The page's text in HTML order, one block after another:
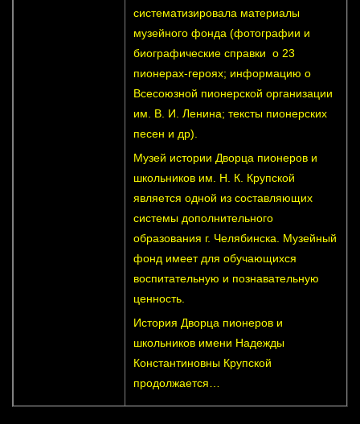
систематизировала материалы
музейного фонда (фотографии и
биографические справки о 23
пионерах-героях; информацию о
Всесоюзной пионерской организации
им. В. И. Ленина; тексты пионерских
песен и др).
Музей истории Дворца пионеров и
школьников им. Н. К. Крупской
является одной из составляющих
системы дополнительного
образования г. Челябинска. Музейный
фонд имеет для обучающихся
воспитательную и познавательную
ценность.
История Дворца пионеров и
школьников имени Надежды
Константиновны Крупской
продолжается…